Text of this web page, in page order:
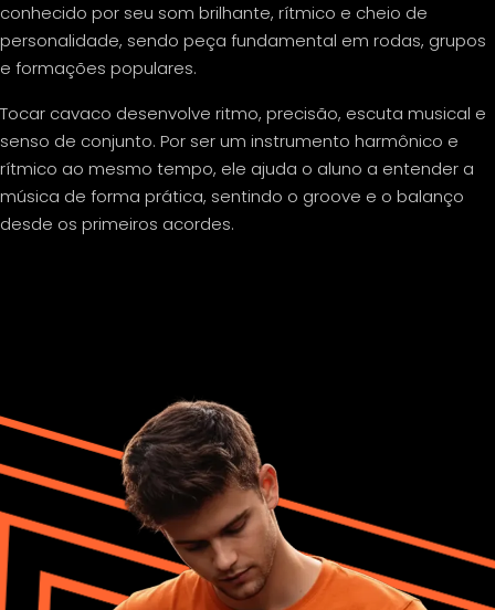
conhecido por seu som brilhante, rítmico e cheio de
personalidade, sendo peça fundamental em rodas, grupos
e formações populares.
Tocar cavaco desenvolve ritmo, precisão, escuta musical e
senso de conjunto. Por ser um instrumento harmônico e
rítmico ao mesmo tempo, ele ajuda o aluno a entender a
música de forma prática, sentindo o groove e o balanço
desde os primeiros acordes.